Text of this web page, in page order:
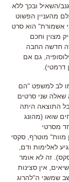
השאיל ובכך ללא
מהעניין הפשוט
אשמורת" הוא סרט
מצוין וחכם
חדשה החבה
גם אם
דרמטי).
לב למשפט "הם
שאלה שני סרטים
התוצאה היתה
שואו (מהונג
מסרטי
מוות" מוטרף, סקסי
לאלימות ודם,
זה לא אומר
אין סצינות
שמשני ה"להרוג